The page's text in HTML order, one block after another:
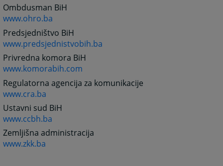
Ombdusman BiH
www.ohro.ba
Predsjedništvo BiH
www.predsjednistvobih.ba
Privredna komora BiH
www.komorabih.com
Regulatorna agencija za komunikacije
www.cra.ba
Ustavni sud BiH
www.ccbh.ba
Zemljišna administracija
www.zkk.ba